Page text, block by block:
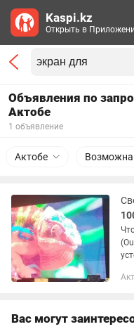
Объявления по
Актобе
1 объявление
Актобе Возможна
Вас могут
Kaspi.kz
Открыть в